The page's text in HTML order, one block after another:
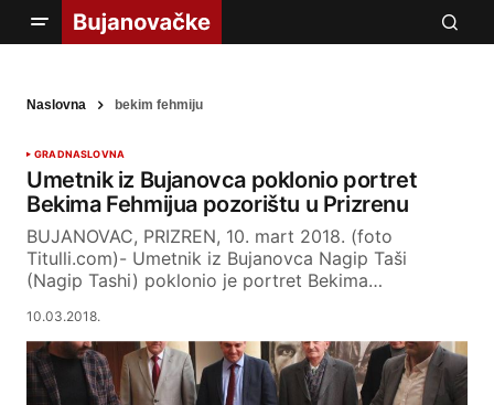
Naslovna bekim fehmiju
GRADNASLOVNA
Umetnik iz Bujanovca poklonio portret
Bekima Fehmijua pozorištu u Prizrenu
BUJANOVAC, PRIZREN, 10. mart 2018. (foto
Titulli.com)- Umetnik iz Bujanovca Nagip Taši
(Nagip Tashi) poklonio je portret Bekima…
10.03.2018.